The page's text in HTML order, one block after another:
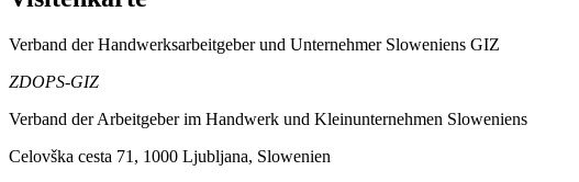
Verband der Handwerksarbeitgeber und Unternehmer Sloweniens GIZ
ZDOPS-GIZ
Verband der Arbeitgeber im Handwerk und Kleinunternehmen Sloweniens
Celovška cesta 71, 1000 Ljubljana, Slowenien